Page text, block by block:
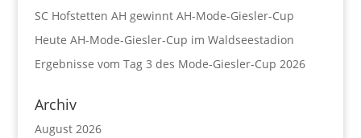
SC Hofstetten AH gewinnt AH-Mode-Giesler-Cup
Heute AH-Mode-Giesler-Cup im Waldseestadion
Ergebnisse vom Tag 3 des Mode-Giesler-Cup 2026
Archiv
August 2026